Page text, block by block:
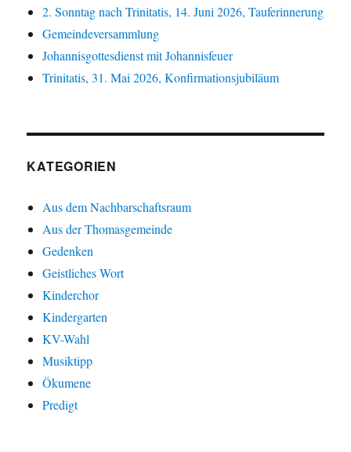
2. Sonntag nach Trinitatis, 14. Juni 2026, Tauferinnerung
Gemeindeversammlung
Johannisgottesdienst mit Johannisfeuer
Trinitatis, 31. Mai 2026, Konfirmationsjubiläum
KATEGORIEN
Aus dem Nachbarschaftsraum
Aus der Thomasgemeinde
Gedenken
Geistliches Wort
Kinderchor
Kindergarten
KV-Wahl
Musiktipp
Ökumene
Predigt